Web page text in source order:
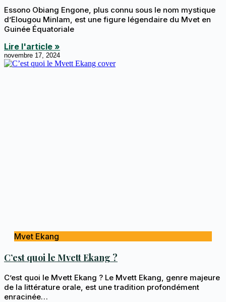
Essono Obiang Engone, plus connu sous le nom mystique
d’Elougou Minlam, est une figure légendaire du Mvet en
Guinée Équatoriale
Lire l'article »
novembre 17, 2024
Mvet Ekang
C’est quoi le Mvett Ekang ?
C’est quoi le Mvett Ekang ? Le Mvett Ekang, genre majeure
de la littérature orale, est une tradition profondément
enracinée…